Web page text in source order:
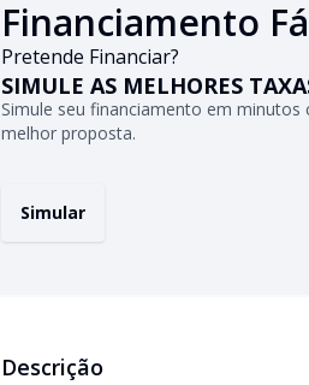
Financiamento
Pretende Financiar?
SIMULE AS MELHORES
Simule seu financiamento em
melhor proposta.
Simular
Descrição